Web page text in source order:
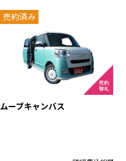
売約済み
ムーブキャンバス